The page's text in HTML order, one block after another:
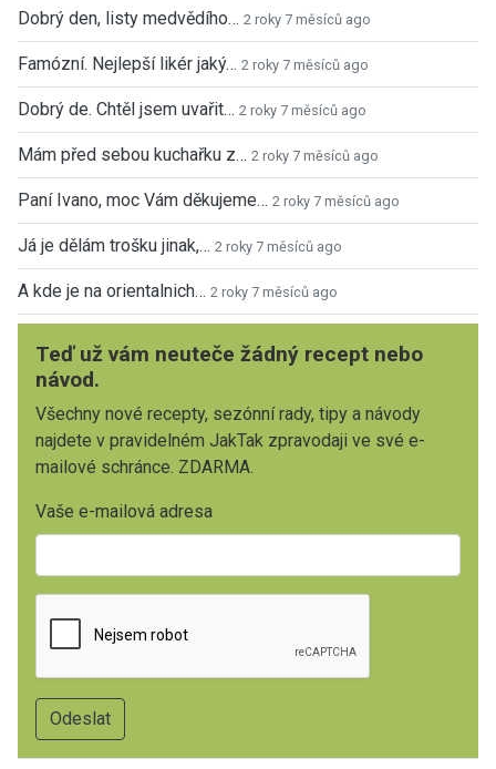
Dobrý den, listy medvědího… 2 roky 7 měsíců ago
Famózní. Nejlepší likér jaký… 2 roky 7 měsíců ago
Dobrý de. Chtěl jsem uvařit… 2 roky 7 měsíců ago
Mám před sebou kuchařku z… 2 roky 7 měsíců ago
Paní Ivano, moc Vám děkujeme… 2 roky 7 měsíců ago
Já je dělám trošku jinak,… 2 roky 7 měsíců ago
A kde je na orientalnich… 2 roky 7 měsíců ago
Teď už vám neuteče žádný recept nebo
návod.
Všechny nové recepty, sezónní rady, tipy a návody
najdete v pravidelném JakTak zpravodaji ve své e-
mailové schránce. ZDARMA.
Vaše e-mailová adresa